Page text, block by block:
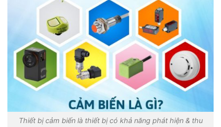
Thiết bị cảm biến là thiết bị có khả năng phát hiện & thu